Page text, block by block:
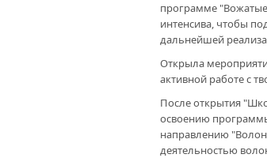
программе
интенсива, чтобы
дальнейшей
Открыла
активной работе с
После открытия
освоению
направлению
деятельностью